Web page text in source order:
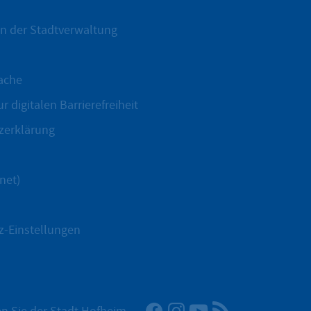
der Stadtverwaltung
digitalen Barrierefreiheit
Einstellungen
Facebook
Instagram
YouTube